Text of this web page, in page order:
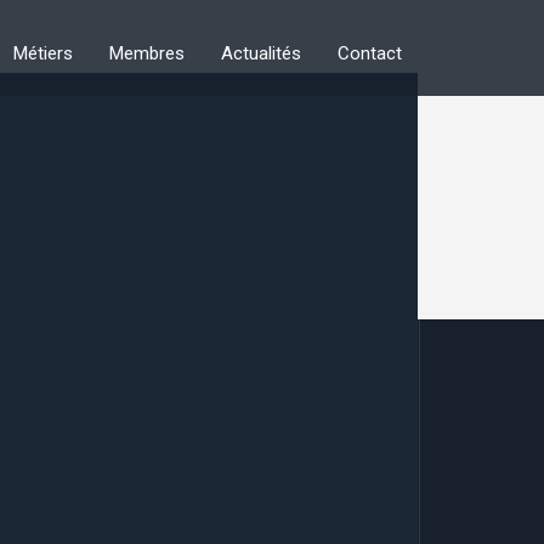
Métiers Membres Actualités Contact